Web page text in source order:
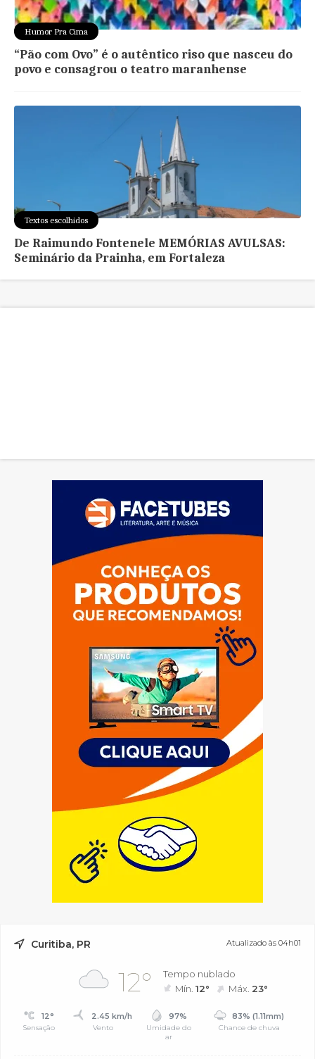
Humor Pra Cima
“Pão com Ovo” é o autêntico riso que nasceu do
povo e consagrou o teatro maranhense
Textos escolhidos
De Raimundo Fontenele MEMÓRIAS AVULSAS:
Seminário da Prainha, em Fortaleza
Curitiba, PR Atualizado às 04h01
12°
Tempo nublado
Mín.12° Máx. 23°
12°
Sensação
2.45 km/h
Vento
97%
Umidade do
ar
83% (1.11mm)
Chance de chuva